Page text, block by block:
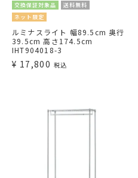
交換保証対象品
送料無料
ネット限定
ルミナスライト 幅89.5cm 奥行
39.5cm 高さ174.5cm
IHT904018-3
¥ 17,800 税込